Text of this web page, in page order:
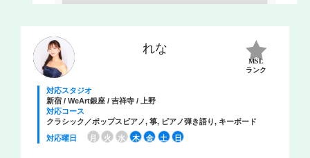
れな
MSL
ランク
対応スタジオ
新宿 / WeArt銀座 / 吉祥寺 / 上野
対応コース
クラシック／ポップスピアノ, 箏, ピアノ弾き語り, キーボード
対応曜日
月 火 水 木 金 土 日